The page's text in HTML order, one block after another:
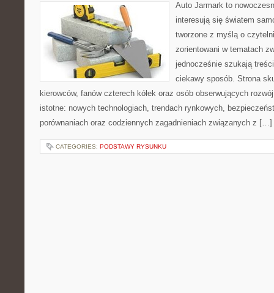
Auto Jarmark to
interesują się światem
tworzone z myślą o
zorientowani w tematach
jednocześnie szukają
ciekawy sposób. Strona
kierowców, fanów czterech kółek oraz osób obserwujących
istotne: nowych technologiach, trendach rynkowych,
porównaniach oraz codziennych zagadnieniach związanych z […]
CATEGORIES: PODSTAWY RYSUNKU